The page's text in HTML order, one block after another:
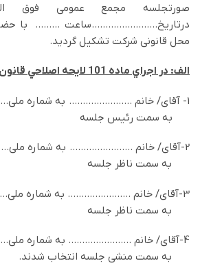
صورتجلسه مجمع عمومي فوق
درتاريخ……………………ساعت ……… با حضور
محل قانوني شركت تشكيل گرديد.
الف: در اجراي ماده 101 لايحه اصلاحي قانون تجارت:
1- آقاي/ خانم ………………….. به
به سمت رئیس جلسه
2-آقاي/ خانم ………………….. به
به سمت ناظر جلسه
3-آقاي/ خانم ………………….. به
به سمت ناظر جلسه
4-آقاي/ خانم ………………….. به
به سمت منشی جلسه انتخاب شدند.